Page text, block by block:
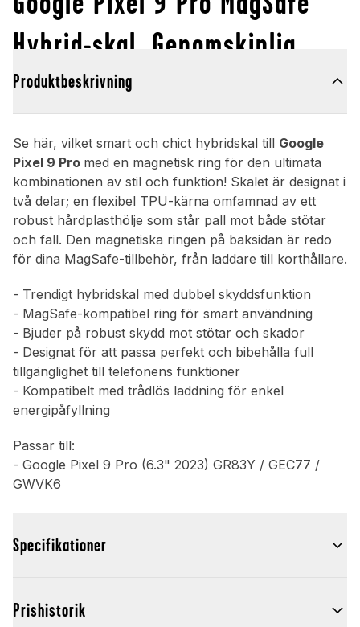
Hybrid-skal, Genomskinlig
Produktbeskrivning
Se här, vilket smart och chict hybridskal till Google
Pixel 9 Pro med en magnetisk ring för den ultimata
kombinationen av stil och funktion! Skalet är designat i
två delar; en flexibel TPU-kärna omfamnad av ett
robust hårdplasthölje som står pall mot både stötar
och fall. Den magnetiska ringen på baksidan är redo
för dina MagSafe-tillbehör, från laddare till korthållare.
- Trendigt hybridskal med dubbel skyddsfunktion
- MagSafe-kompatibel ring för smart användning
- Bjuder på robust skydd mot stötar och skador
- Designat för att passa perfekt och bibehålla full
tillgänglighet till telefonens funktioner
- Kompatibelt med trådlös laddning för enkel
energipåfyllning
Passar till:
- Google Pixel 9 Pro (6.3" 2023) GR83Y / GEC77 /
GWVK6
Specifikationer
Prishistorik